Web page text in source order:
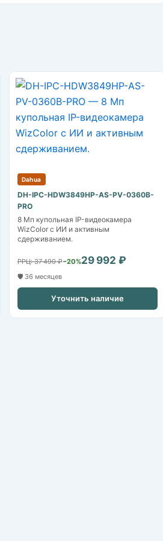
Dahua
DH-IPC-HDW3849HP-AS-PV-0360B-
PRO
8 Mп купольная IP-видеокамера
WizColor с ИИ и активным
сдерживанием.
РРЦ: 37 490 ₽−20%29 992 ₽
🛡️ 36 месяцев
Уточнить наличие